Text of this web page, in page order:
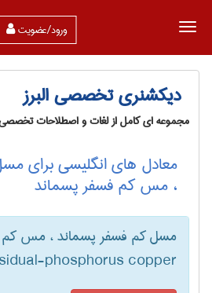
ورود/عضویت
دیکشنری تخصصی البرز
مجموعه ای کامل از لغات و اصطلاحات
معادل های انگلیسی برای
، مس کم فسفر پسماند
مسل کم فسفر پسماند ، مس کم
phosphorus copper